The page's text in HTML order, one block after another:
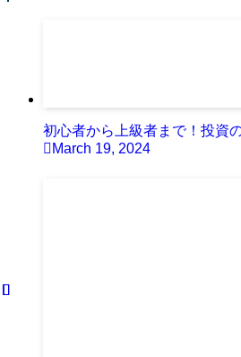
初心者から上級者まで！投資
March 19, 2024